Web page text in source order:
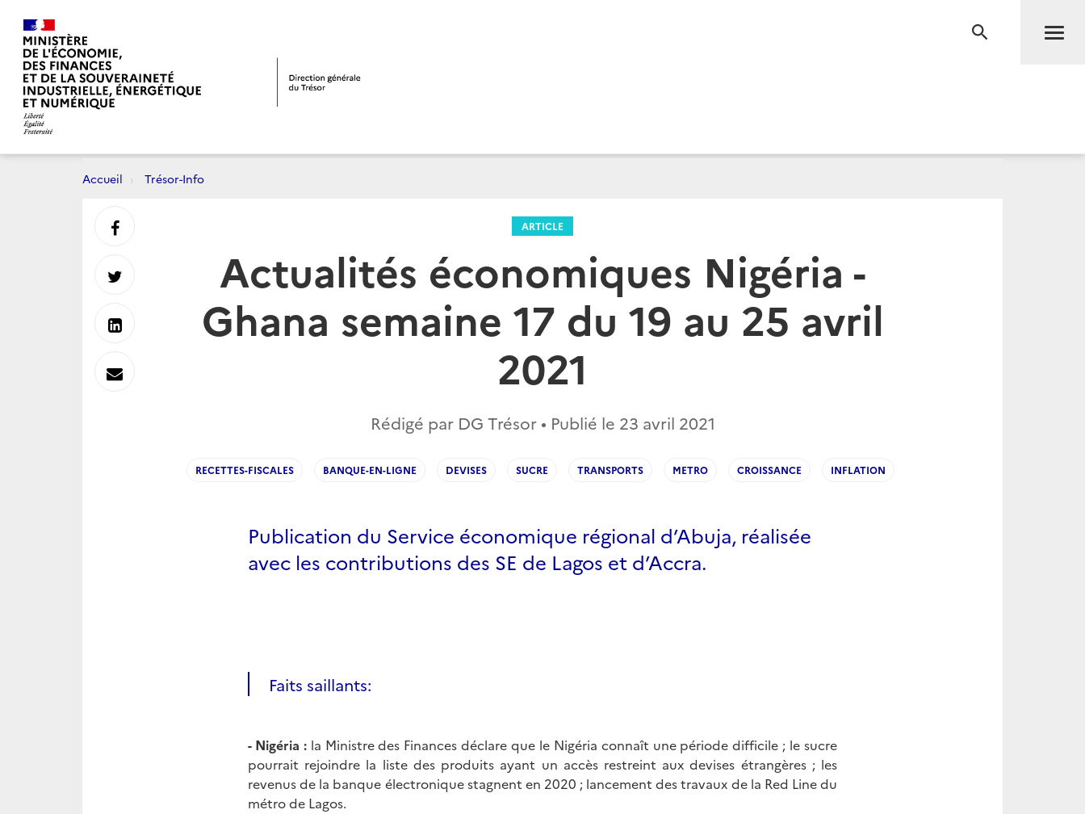
RECHERCHE
Accueil Trésor-Info
ARTICLE
Actualités économiques Nigéria -
Ghana semaine 17 du 19 au 25 avril
2021
Rédigé par DG Trésor • Publié le 23 avril 2021
RECETTES-FISCALES BANQUE-EN-LIGNE DEVISES SUCRE TRANSPORTS METRO CROISSANCE INFLATION
Publication du Service économique régional d’Abuja, réalisée
avec les contributions des SE de Lagos et d’Accra.
Faits saillants:
- Nigéria : la Ministre des Finances déclare que le Nigéria connaît une période difficile ; le sucre
pourrait rejoindre la liste des produits ayant un accès restreint aux devises étrangères ; les
revenus de la banque électronique stagnent en 2020 ; lancement des travaux de la Red Line du
métro de Lagos.
Partager
sur
Partager
sur
Partager
sur
Envoyer